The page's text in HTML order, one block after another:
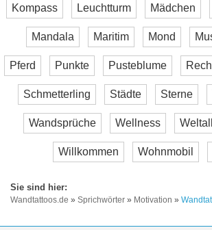
Kompass Leuchtturm Mädchen
Mandala Maritim Mond
Pferd Punkte Pusteblume
Schmetterling Städte Sterne
Wandsprüche Wellness Weltall
Willkommen Wohnmobil
Wandtattoos.de » Sprichwörter » Motivation »